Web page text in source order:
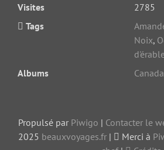
Visites
2785
Tags
Noix,
d'érable
Albums
Canada
Propulsé par Piwigo | Contacter le
2025 beauxvoyages.fr | Merci à